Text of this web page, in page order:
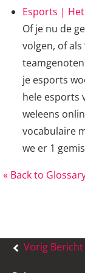
Esports |
Of je nu de
volgen, of
je esports
hele esports
weleens
vocabulaire
we er 1
« Back to
Bericht
Vorig Bericht